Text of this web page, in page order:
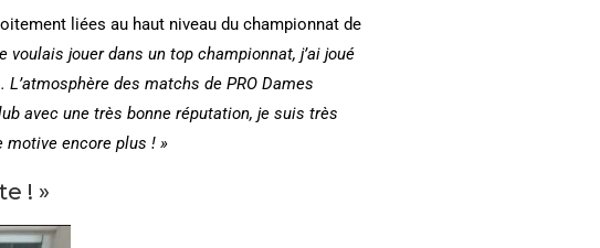
liées au haut niveau du championnat de
jouer dans un top championnat, j’ai joué
des matchs de PRO Dames
avec une très bonne réputation, je suis très
motive encore plus ! »
! »